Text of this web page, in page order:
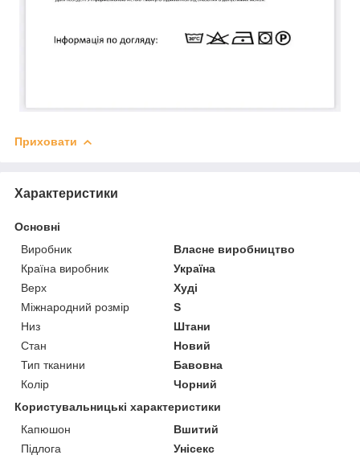
Приховати
Характеристики
Основні
Виробник
Власне виробництво
Країна виробник
Україна
Верх
Худі
Міжнародний розмір
S
Низ
Штани
Стан
Новий
Тип тканини
Бавовна
Колір
Чорний
Користувальницькі характеристики
Капюшон
Вшитий
Підлога
Унісекс